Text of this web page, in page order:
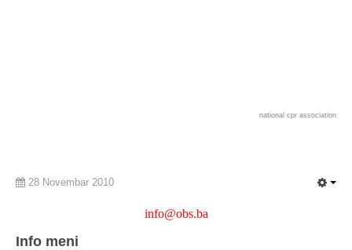
national cpr association
28 Novembar 2010
info@obs.ba
Info meni